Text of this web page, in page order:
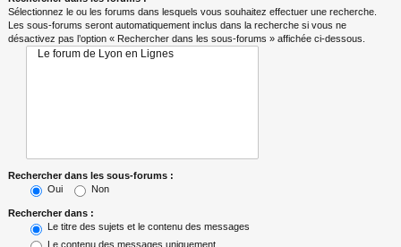
Sélectionnez le ou les forums dans lesquels vous souhaitez effectuer une recherche.
Les sous-forums seront automatiquement inclus dans la recherche si vous ne
désactivez pas l’option « Rechercher dans les sous-forums » affichée ci-dessous.
Rechercher dans les sous-forums :
Oui
Non
Rechercher dans :
Le titre des sujets et le contenu des messages
Le contenu des messages uniquement